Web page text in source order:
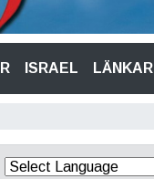
ISRAEL LÄNKAR